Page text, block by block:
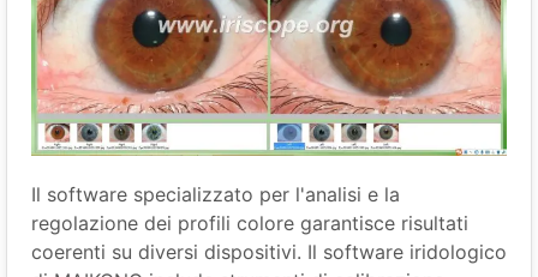
Il software specializzato per l'analisi e la
regolazione dei profili colore garantisce risultati
coerenti su diversi dispositivi. Il software iridologico